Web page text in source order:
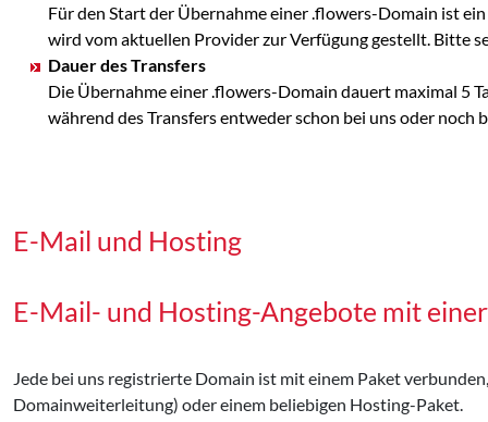
Für den Start der Übernahme einer .flowers-Domain ist
wird vom aktuellen Provider zur Verfügung gestellt. Bitte
Dauer des Transfers
Die Übernahme einer .flowers-Domain dauert maximal 5
während des Transfers entweder schon bei uns oder noch
E-Mail und Hosting
E-Mail- und Hosting-Angebote mit
Jede bei uns registrierte Domain ist mit einem Paket
Domainweiterleitung) oder einem beliebigen Hosting-Paket.